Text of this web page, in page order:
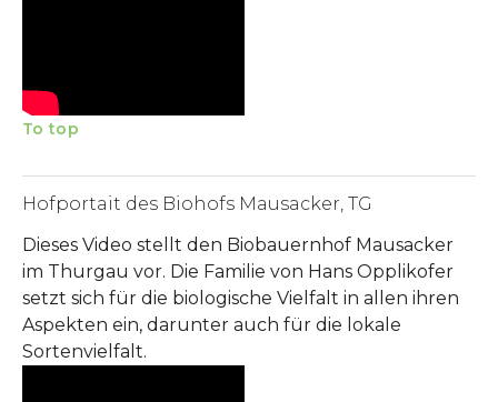
To top
Hofportait des Biohofs Mausacker, TG
Dieses Video stellt den Biobauernhof Mausacker
im Thurgau vor. Die Familie von Hans Opplikofer
setzt sich für die biologische Vielfalt in allen ihren
Aspekten ein, darunter auch für die lokale
Sortenvielfalt.